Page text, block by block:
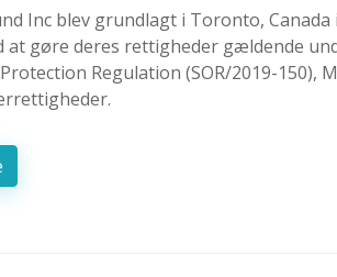
Inc blev grundlagt i Toronto,
at gøre deres rettigheder gældende
Regulation (SOR/2019-